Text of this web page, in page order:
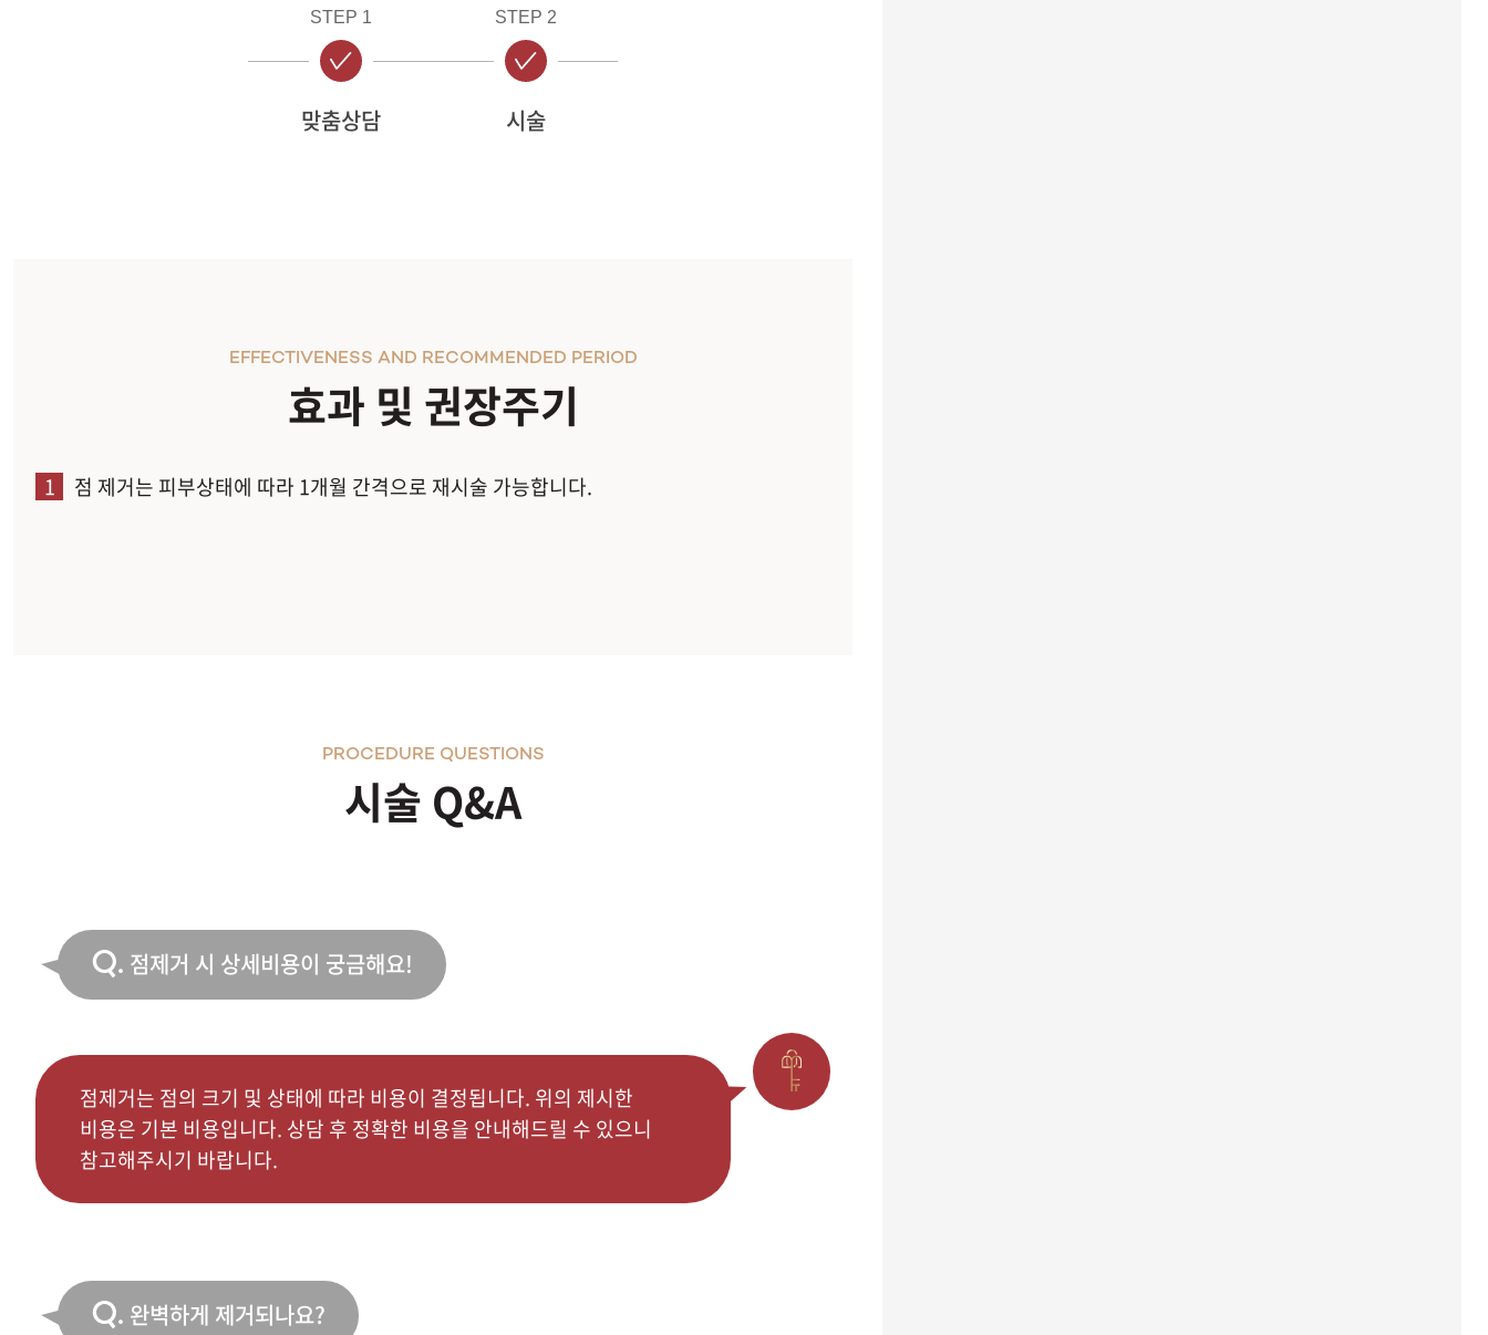
STEP 1
맞춤상담
STEP 2
시술
효과 및 권장주기
EFFECTIVENESS AND RECOMMENDED PERIOD
1 점 제거는 피부상태에 따라 1개월 간격으로 재시술 가능합니다.
시술 Q&A
PROCEDURE QUESTIONS
Q. 점제거 시 상세비용이 궁금해요!
점제거는 점의 크기 및 상태에 따라 비용이 결정됩니다. 위의 제시한
비용은 기본 비용입니다. 상담 후 정확한 비용을 안내해드릴 수 있으니
참고해주시기 바랍니다.
Q. 완벽하게 제거되나요?